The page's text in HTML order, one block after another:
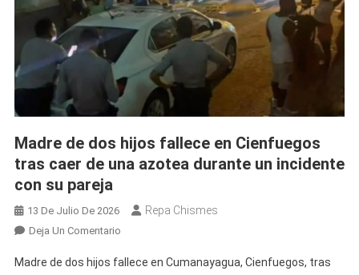
La
Atención
Sobre
Caso
Taiger
Madre de dos hijos fallece en Cienfuegos
tras caer de una azotea durante un incidente
con su pareja
13 De Julio De 2026 Repa Chismes
Deja Un ComentarioEn
De
Madre de dos hijos fallece en Cumanayagua, Cienfuegos, tras